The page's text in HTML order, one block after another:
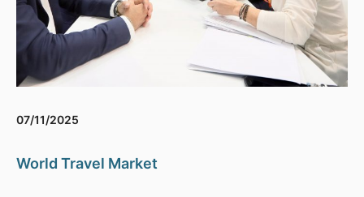
07/11/2025
World Travel Market